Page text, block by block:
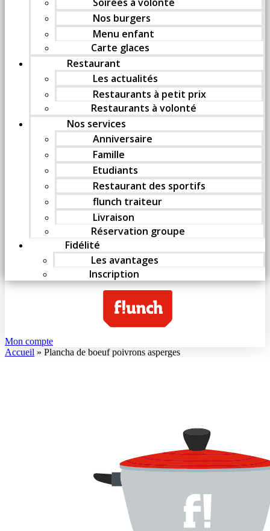
Nos burgers
Menu enfant
Carte glaces
Restaurant
Les actualités
Restaurants à petit prix
Restaurants à volonté
Nos services
Anniversaire
Famille
Etudiants
Restaurant des sportifs
flunch traiteur
Livraison
Réservation groupe
Fidélité
Les avantages
Inscription
Mon compte
Accueil » Plancha de boeuf poivrons asperges